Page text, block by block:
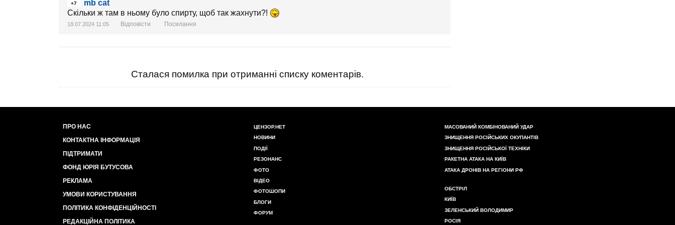
+7
mb cat
Скільки ж там в ньому було спирту, щоб так жахнути?!
18.07.2024 11:05 Відповісти Посилання
Сталася помилка при отриманні списку коментарів.
ПРО НАС
КОНТАКТНА ІНФОРМАЦІЯ
ПІДТРИМАТИ
ФОНД ЮРІЯ БУТУСОВА
РЕКЛАМА
УМОВИ КОРИСТУВАННЯ
ПОЛІТИКА КОНФІДЕНЦІЙНОСТІ
РЕДАКЦІЙНА ПОЛІТИКА
ЦЕНЗОР.НЕТ
НОВИНИ
ПОДІЇ
РЕЗОНАНС
ФОТО
ВІДЕО
ФОТОШОПИ
БЛОГИ
ФОРУМ
МАСОВАНИЙ КОМБІНОВАНИЙ УДАР
ЗНИЩЕННЯ РОСІЙСЬКИХ ОКУПАНТІВ
ЗНИЩЕННЯ РОСІЙСЬКОЇ ТЕХНІКИ
РАКЕТНА АТАКА НА КИЇВ
АТАКА ДРОНІВ НА РЕГІОНИ РФ
ОБСТРІЛ
КИЇВ
ЗЕЛЕНСЬКИЙ ВОЛОДИМИР
РОСІЯ